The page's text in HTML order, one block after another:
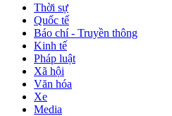
Thời sự
Quốc tế
Báo chí - Truyền thông
Kinh tế
Pháp luật
Xã hội
Văn hóa
Xe
Media